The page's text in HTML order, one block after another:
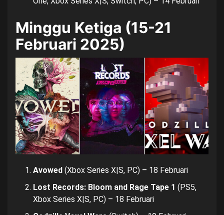
Minggu Ketiga (15-21
Februari 2025)
Avowed (Xbox Series X|S, PC) – 18 Februari
Lost Records: Bloom and Rage Tape 1 (PS5,
Xbox Series X|S, PC) – 18 Februari